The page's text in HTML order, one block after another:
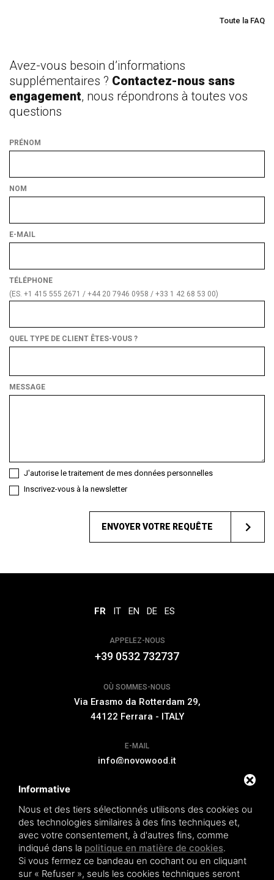
Toute la FAQ
Avez-vous besoin d’informations
supplémentaires ? Contactez-nous sans
engagement, nous répondrons à toutes vos
questions
PRÉNOM
NOM
E-MAIL
TÉLÉPHONE
(ES. +1 415 555 2671 / +44 20 7946 0958 / +33 1 42 68 53 00)
QUEL TYPE DE CLIENT ÊTES-VOUS ?
de
MESSAGE
J'autorise le traitement de mes données personnelles
Inscrivez-vous à la newsletter
ENVOYER VOTRE REQUÊTE
FR IT EN DE ES
APPELEZ-NOUS
+39 0532 732737
OÙ SOMMES-NOUS
Via Erasmo da Rotterdam 29,
44122 Ferrara - ITALY
E-MAIL
info@novowood.it
Novowood by Iperwood srl - Società Benefit a socio unico p.iva.
01550900383
Informative
Nous et des tiers sélectionnés utilisons des cookies ou
des technologies similaires à des fins techniques et,
avec votre consentement, à d'autres fins, comme
indiqué dans la politique en matière de cookies.
Si vous fermez ce bandeau en cochant ou en cliquant
sur « Refuser », seuls les cookies techniques seront